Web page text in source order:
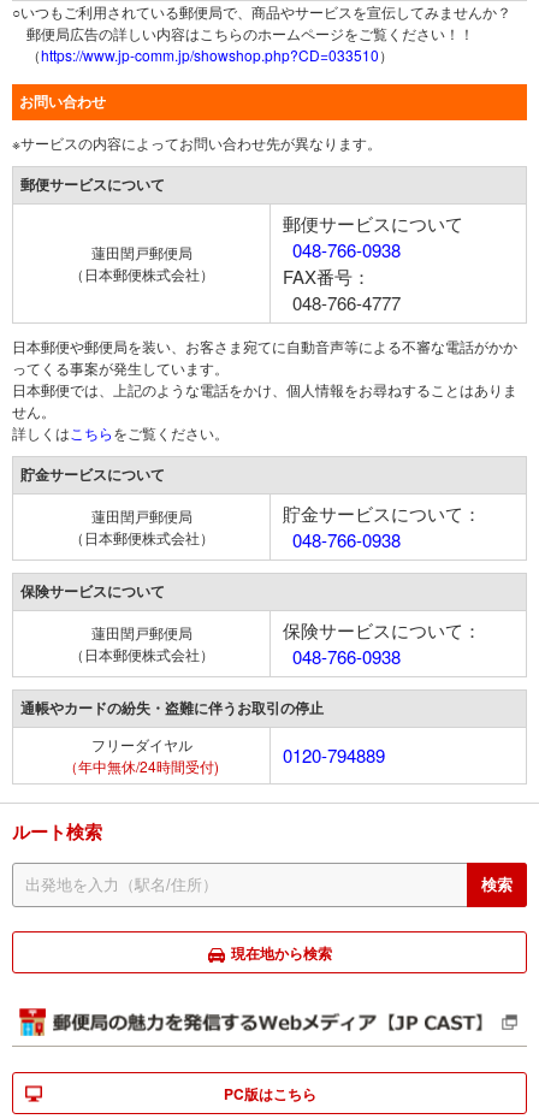
○いつもご利用されている郵便局で、商品やサービスを宣伝してみませんか？
郵便局広告の詳しい内容はこちらのホームページをご覧ください！！
（https://www.jp-comm.jp/showshop.php?CD=033510）
お問い合わせ
※サービスの内容によってお問い合わせ先が異なります。
郵便サービスについて
蓮田閏戸郵便局
（日本郵便株式会社）
郵便サービスについて
048-766-0938
FAX番号：
048-766-4777
日本郵便や郵便局を装い、お客さま宛てに自動音声等による不審な電話がかか
ってくる事案が発生しています。
日本郵便では、上記のような電話をかけ、個人情報をお尋ねすることはありま
せん。
詳しくは こちらをご覧ください。
貯金サービスについて
蓮田閏戸郵便局
（日本郵便株式会社）
貯金サービスについて：
048-766-0938
保険サービスについて
蓮田閏戸郵便局
（日本郵便株式会社）
保険サービスについて：
048-766-0938
通帳やカードの紛失・盗難に伴うお取引の停止
フリーダイヤル
（年中無休/24時間受付)
0120-794889
ルート検索
現在地から検索
PC版はこちら